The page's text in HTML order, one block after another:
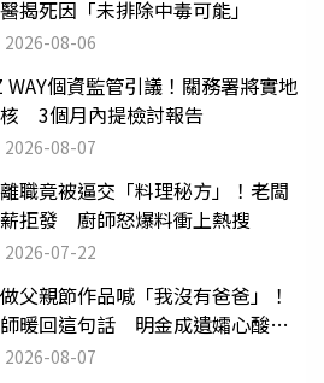
揭死因「未排除中毒可能」
2026-08-06
WAY個資監管引議！關務署將實地
3個月內提檢討報告
2026-08-07
職竟被逼交「料理秘方」！老闆
拒發 廚師怒爆料衝上熱搜
2026-07-22
父親節作品喊「我沒有爸爸」！
暖回這句話 明金成遺孀心酸惹
2026-08-07